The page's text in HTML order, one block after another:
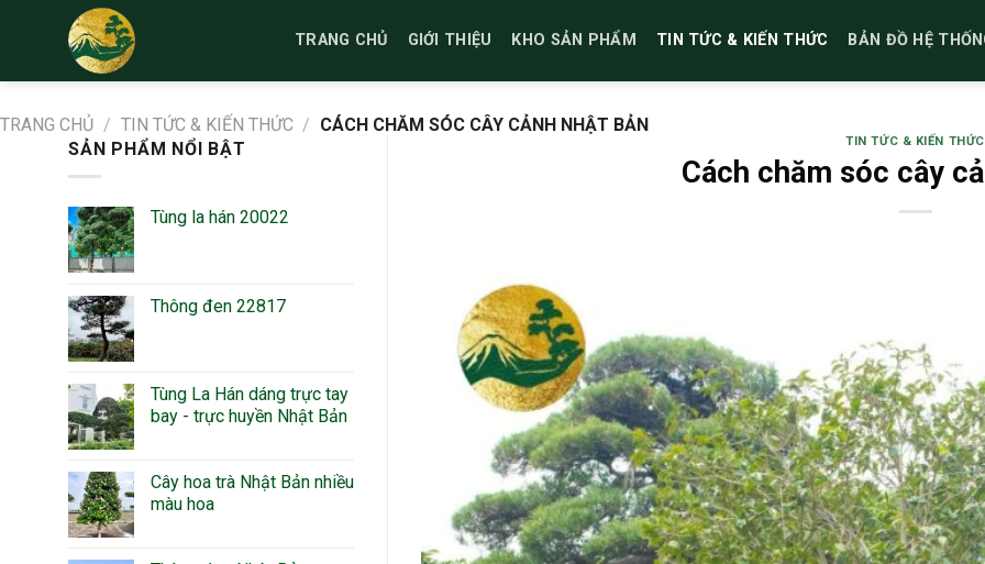
TRANG CHỦ GIỚI THIỆU KHO SẢN PHẨM TIN TỨC & KIẾN THỨC BẢN ĐỒ HỆ
TRANG CHỦ / TIN TỨC & KIẾN THỨC / CÁCH CHĂM SÓC CÂY CẢNH NHẬT BẢN
SẢN PHẨM NỔI BẬT
Tùng la hán 20022
Thông đen 22817
Tùng La Hán dáng trực tay
bay - trực huyền Nhật Bản
Cây hoa trà Nhật Bản nhiều
màu hoa
TIN TỨC & KIẾN THỨC
Cách chăm sóc cây